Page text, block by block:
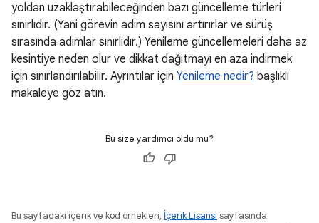
yoldan uzaklaştırabileceğinden bazı güncelleme türleri
sınırlıdır. (Yani görevin adım sayısını artırırlar ve sürüş
sırasında adımlar sınırlıdır.) Yenileme güncellemeleri daha az
kesintiye neden olur ve dikkat dağıtmayı en aza indirmek
için sınırlandırılabilir. Ayrıntılar için Yenileme nedir? başlıklı
makaleye göz atın.
Bu size yardımcı oldu mu?
Bu sayfadaki içerik ve kod örnekleri, İçerik Lisansı sayfasında